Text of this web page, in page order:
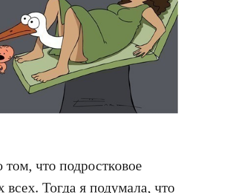
что подростковое
Тогда я подумала, что